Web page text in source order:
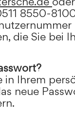
8550-
die Sie bei
in Ihrem
neue